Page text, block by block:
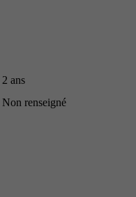
2 ans
Non renseigné